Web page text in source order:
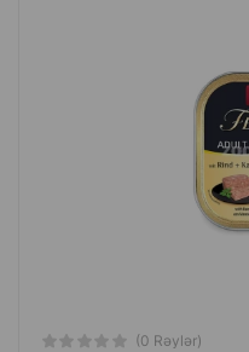
(0 Rəylər)